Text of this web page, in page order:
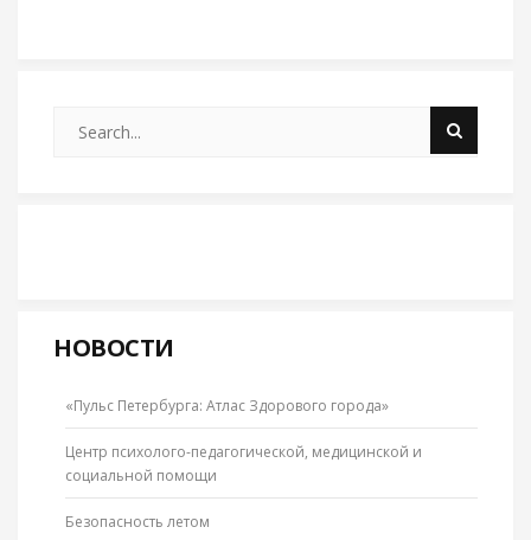
НОВОСТИ
«Пульс Петербурга: Атлас Здорового города»
Центр психолого-педагогической, медицинской и
социальной помощи
Безопасность летом